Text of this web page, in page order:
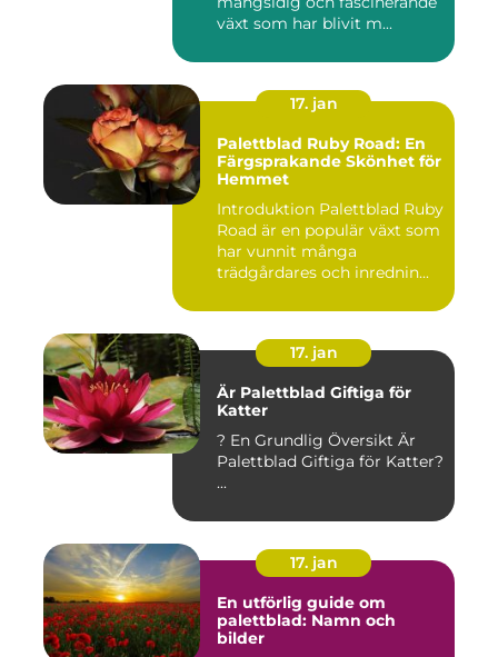
växt som har blivit m...
17. jan
Palettblad Ruby Road: En
Färgsprakande Skönhet för
Hemmet
Introduktion Palettblad Ruby
Road är en populär växt som
har vunnit många
trädgårdares och inrednin...
17. jan
Är Palettblad Giftiga för
Katter
? En Grundlig Översikt Är
Palettblad Giftiga för Katter?
...
17. jan
En utförlig guide om
palettblad: Namn och
bilder